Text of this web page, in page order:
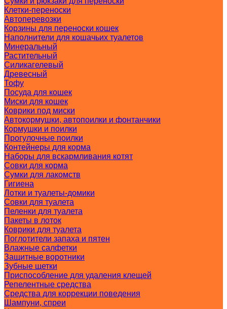
Клетки-переноски
Автоперевозки
Корзины для переноски кошек
Наполнители для кошачьих туалетов
Минеральный
Растительный
Силикагелевый
Древесный
Тофу
Посуда для кошек
Миски для кошек
Коврики под миски
Автокормушки, автопоилки и фонтанчики
Кормушки и поилки
Прогулочные поилки
Контейнеры для корма
Наборы для вскармливания котят
Совки для корма
Сумки для лакомств
Гигиена
Лотки и туалеты-домики
Совки для туалета
Пеленки для туалета
Пакеты в лоток
Коврики для туалета
Поглотители запаха и пятен
Влажные салфетки
Защитные воротники
Зубные щетки
Приспособление для удаления клещей
Репелентные средства
Средства для коррекции поведения
Шампуни, спреи